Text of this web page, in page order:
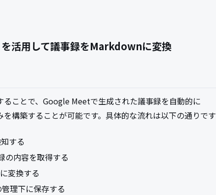
活用して議事録をMarkdownに変換
ことで、Google Meetで生成された議事録を自動的に
構築することが可能です。具体的な流れは以下の通りです
する
の内容を取得する
変換する
理下に保存する